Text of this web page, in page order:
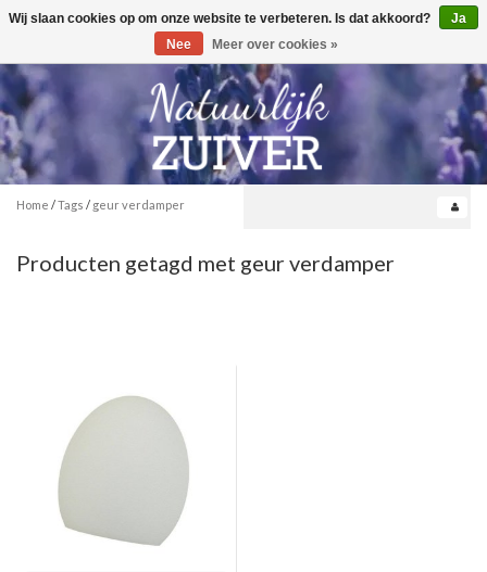
Toggle
0
Home /Tags / geur verdamper
Producten getagd met geur verdamper
Wij slaan cookies op om onze website te verbeteren. Is dat akkoord?
Ja
Nee
Meer over cookies »